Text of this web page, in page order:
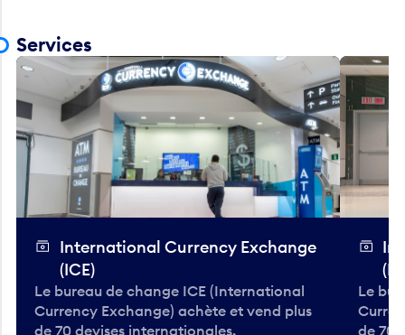
Services
International Currency Exchange
(ICE)
Le bureau de change ICE (International
Currency Exchange) achète et vend plus
de 70 devises internationales.
Le
de 70